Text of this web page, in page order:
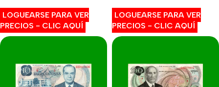
LOGUEARSE PARA VER
PRECIOS - CLIC AQUÍ
LOGUEARSE PARA VER
PRECIOS - CLIC AQUÍ